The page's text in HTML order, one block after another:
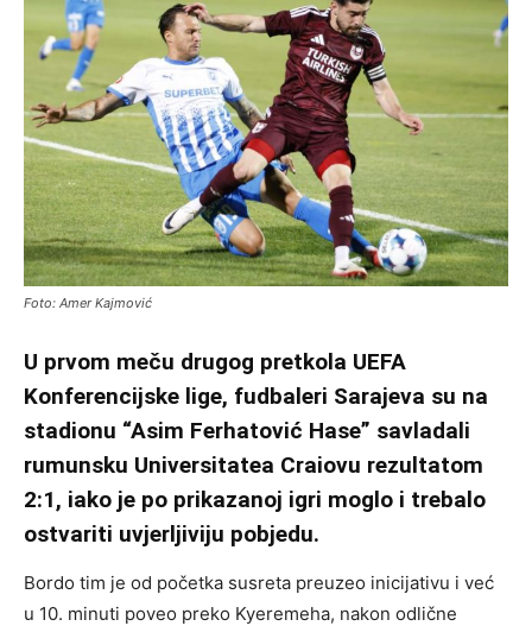
Foto: Amer Kajmović
U prvom meču drugog pretkola UEFA
Konferencijske lige, fudbaleri Sarajeva su na
stadionu “Asim Ferhatović Hase” savladali
rumunsku Universitatea Craiovu rezultatom
2:1, iako je po prikazanoj igri moglo i trebalo
ostvariti uvjerljiviju pobjedu.
Bordo tim je od početka susreta preuzeo inicijativu i već
u 10. minuti poveo preko Kyeremeha, nakon odlične